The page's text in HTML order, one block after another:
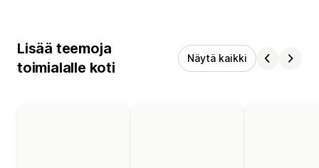
Lisää teemoja
toimialalle koti
Näytä kaikki